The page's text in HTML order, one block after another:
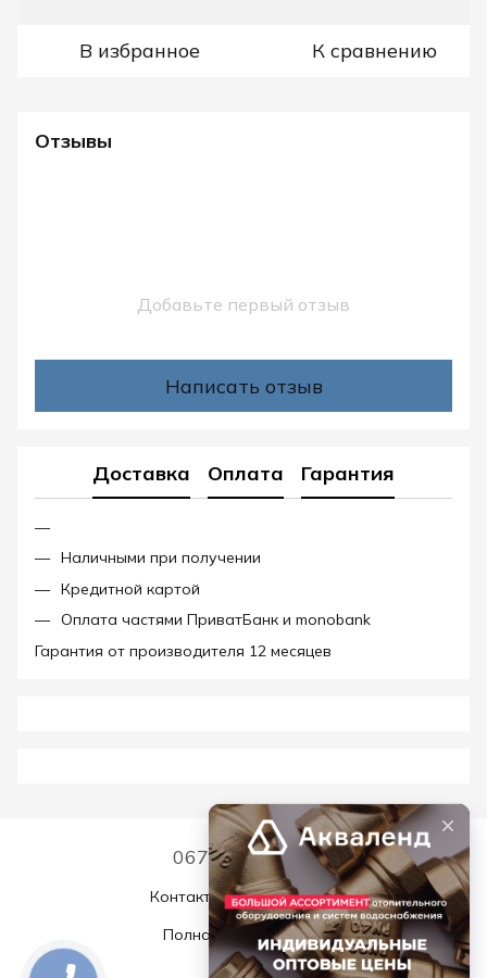
В избранное К сравнению
Отзывы
Добавьте первый отзыв
Написать отзыв
Доставка Оплата Гарантия
Наличными при получении
Кредитной картой
Оплата частями ПриватБанк и monobank
Гарантия от производителя 12 месяцев
067 339 7768
Контактная информация
Полная версия сайта
© 2026